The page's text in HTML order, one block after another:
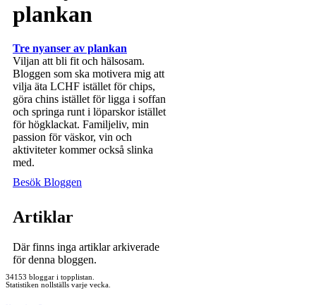
plankan
Tre nyanser av plankan
Viljan att bli fit och hälsosam.
Bloggen som ska motivera mig att
vilja äta LCHF istället för chips,
göra chins istället för ligga i soffan
och springa runt i löparskor istället
för högklackat. Familjeliv, min
passion för väskor, vin och
aktiviteter kommer också slinka
med.
Besök Bloggen
Artiklar
Där finns inga artiklar arkiverade
för denna bloggen.
34153 bloggar i topplistan.
Statistiken nollställs varje vecka.